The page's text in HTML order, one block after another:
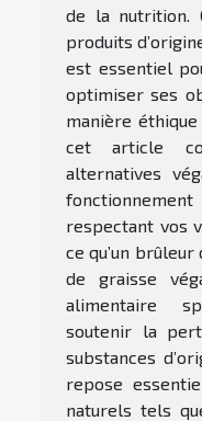
de la nutrition.
produits
est essentiel
optimiser ses
manière
cet article
alternatives
respectant vos
ce qu’un
de graisse
alimentaire
soutenir la
substances
repose
naturels tels